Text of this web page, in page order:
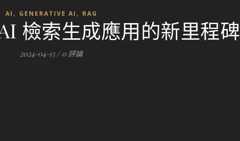
AI , GENERATIVE AI , RAG
檢索生成應用的新里程碑
2024-04-15 / 0 評論